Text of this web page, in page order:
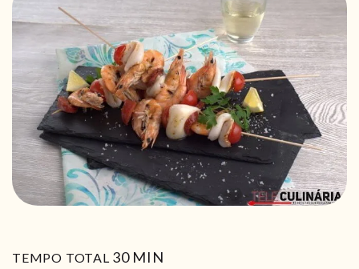
TEMPO TOTAL 30MIN
MIN